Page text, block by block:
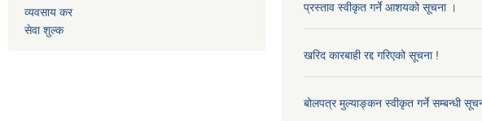
व्यवसाय कर
सेवा शुल्क
प्रस्ताव स्वीकृत गर्ने आशयको सूचना ।
खरिद कारबाही रद्द गरिएको सूचना !
बोलपत्र मुल्याङ्कन स्वीकृत गर्ने सम्बन्धी